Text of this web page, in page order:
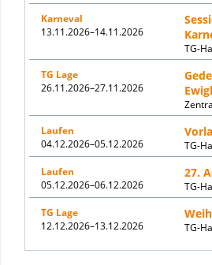
Karneval
13.11.2026–14.11.2026
TG-
TG Lage
26.11.2026–27.11.2026
Laufen
04.12.2026–05.12.2026
TG-
Laufen
05.12.2026–06.12.2026
27.
TG-
TG Lage
12.12.2026–13.12.2026
TG-